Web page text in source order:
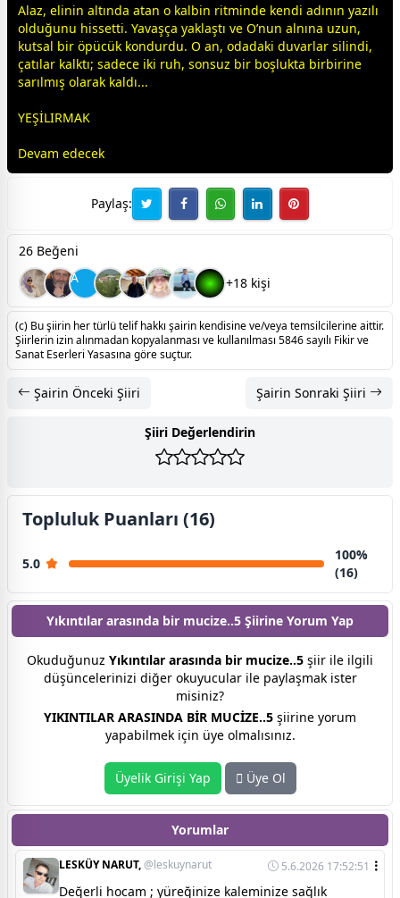
​Alaz, elinin altında atan o kalbin ritminde kendi adının yazılı
olduğunu hissetti. Yavaşça yaklaştı ve O’nun alnına uzun,
kutsal bir öpücük kondurdu. O an, odadaki duvarlar silindi,
çatılar kalktı; sadece iki ruh, sonsuz bir boşlukta birbirine
sarılmış olarak kaldı...
YEŞİLIRMAK
Devam edecek
Paylaş:
26 Beğeni
A
+18 kişi
(c) Bu şiirin her türlü telif hakkı şairin kendisine ve/veya temsilcilerine aittir.
Şiirlerin izin alınmadan kopyalanması ve kullanılması 5846 sayılı Fikir ve
Sanat Eserleri Yasasına göre suçtur.
Şairin Önceki Şiiri Şairin Sonraki Şiiri
Şiiri Değerlendirin
Topluluk Puanları (16)
5.0
100%
(16)
Yıkıntılar arasında bir mucize..5 Şiirine Yorum Yap
Okuduğunuz Yıkıntılar arasında bir mucize..5 şiir ile ilgili
düşüncelerinizi diğer okuyucular ile paylaşmak ister
misiniz?
YIKINTILAR ARASINDA BİR MUCİZE..5 şiirine yorum
yapabilmek için üye olmalısınız.
Üyelik Girişi Yap Üye Ol
Yorumlar
LESKÜY NARUT,@leskuynarut 5.6.2026 17:52:51
Değerli hocam ; yüreğinize kaleminize sağlık